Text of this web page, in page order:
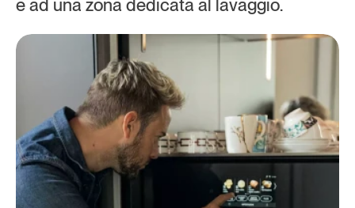
e ad una zona dedicata al lavaggio.